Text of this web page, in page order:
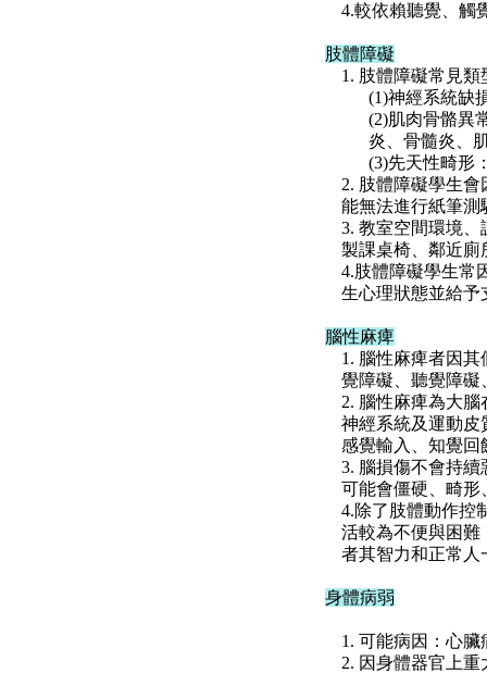
4.較依賴聽覺、觸
肢體障礙
1. 肢體障礙常見
(1)神經系統缺
(2)肌肉骨骼異
炎、骨髓炎、
(3)先天性畸形
2. 肢體障礙學生
能無法進行紙筆測
3. 教室空間環境
製課桌椅、鄰近廁
4.肢體障礙學生常
生心理狀態並給予
腦性麻痺
1. 腦性麻痺者因
覺障礙、聽覺障礙
2. 腦性麻痺為大
神經系統及運動皮
感覺輸入、知覺回
3. 腦損傷不會持
可能會僵硬、畸形
4.除了肢體動作控
活較為不便與困難
者其智力和正常人
身體病弱
1. 可能病因：心
2. 因身體器官上